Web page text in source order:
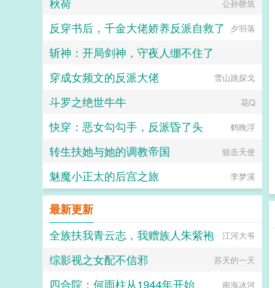
rojv2bswqxndx
公孙罄筑
反穿书后，千金大佬娇养反派自救了 夕羽落
斩神：开局剑神，守夜人绷不住了
半日奔波半日闲
穿成女频文的反派大佬 雪山跳探戈
斗罗之绝世牛牛 花Q
快穿：恶女勾勾手，反派昏了头 鹤晚浮
转生扶她与她的调教帝国 狙击天使
魅魔小正太的后宫之旅 李梦溪
最新更新
全族扶我青云志，我赠族人朱紫袍
江河大爷
综影视之女配不信邪 苏天的一天
四合院：何雨柱从1944年开始 南海冰河